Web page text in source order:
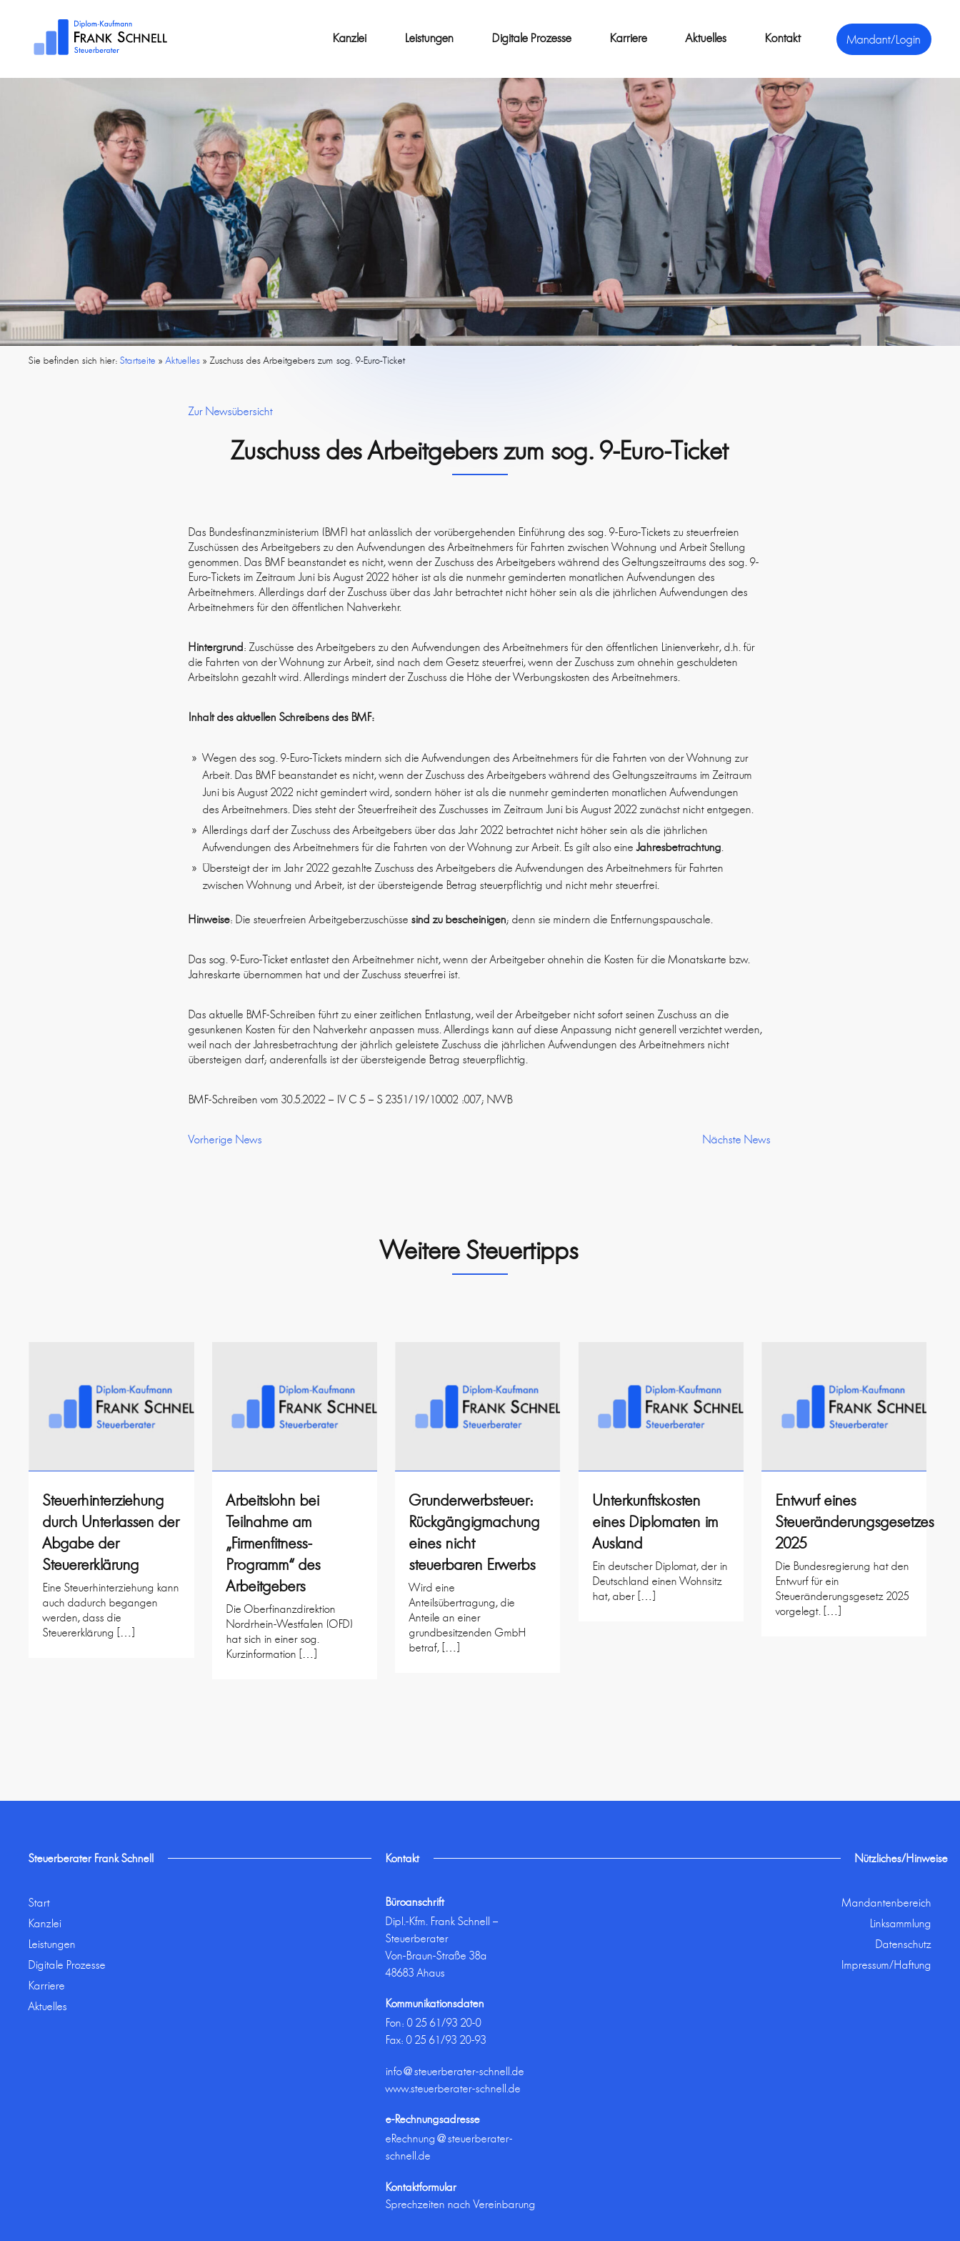
Mandant/Login
Kanzlei Leistungen Digitale Prozesse Karriere Aktuelles Kontakt
Sie befinden sich hier:Startseite »Aktuelles »Zuschuss des Arbeitgebers zum sog. 9-Euro-Ticket
Zur Newsübersicht
Zuschuss des Arbeitgebers zum sog. 9-Euro-Ticket
Das Bundesfinanzministerium (BMF) hat anlässlich der vorübergehenden Einführung des sog. 9-Euro-Tickets zu steuerfreien
Zuschüssen des Arbeitgebers zu den Aufwendungen des Arbeitnehmers für Fahrten zwischen Wohnung und Arbeit Stellung
genommen. Das BMF beanstandet es nicht, wenn der Zuschuss des Arbeitgebers während des Geltungszeitraums des sog. 9-
Euro-Tickets im Zeitraum Juni bis August 2022 höher ist als die nunmehr geminderten monatlichen Aufwendungen des
Arbeitnehmers. Allerdings darf der Zuschuss über das Jahr betrachtet nicht höher sein als die jährlichen Aufwendungen des
Arbeitnehmers für den öffentlichen Nahverkehr.
Hintergrund: Zuschüsse des Arbeitgebers zu den Aufwendungen des Arbeitnehmers für den öffentlichen Linienverkehr, d.h. für
die Fahrten von der Wohnung zur Arbeit, sind nach dem Gesetz steuerfrei, wenn der Zuschuss zum ohnehin geschuldeten
Arbeitslohn gezahlt wird. Allerdings mindert der Zuschuss die Höhe der Werbungskosten des Arbeitnehmers.
Inhalt des aktuellen Schreibens des BMF:
Wegen des sog. 9-Euro-Tickets mindern sich die Aufwendungen des Arbeitnehmers für die Fahrten von der Wohnung zur
Arbeit. Das BMF beanstandet es nicht, wenn der Zuschuss des Arbeitgebers während des Geltungszeitraums im Zeitraum
Juni bis August 2022 nicht gemindert wird, sondern höher ist als die nunmehr geminderten monatlichen Aufwendungen
des Arbeitnehmers. Dies steht der Steuerfreiheit des Zuschusses im Zeitraum Juni bis August 2022 zunächst nicht entgegen.
Allerdings darf der Zuschuss des Arbeitgebers über das Jahr 2022 betrachtet nicht höher sein als die jährlichen
Aufwendungen des Arbeitnehmers für die Fahrten von der Wohnung zur Arbeit. Es gilt also eineJahresbetrachtung.
Übersteigt der im Jahr 2022 gezahlte Zuschuss des Arbeitgebers die Aufwendungen des Arbeitnehmers für Fahrten
zwischen Wohnung und Arbeit, ist der übersteigende Betrag steuerpflichtig und nicht mehr steuerfrei.
Hinweise: Die steuerfreien Arbeitgeberzuschüssesind zu bescheinigen; denn sie mindern die Entfernungspauschale.
Das sog. 9-Euro-Ticket entlastet den Arbeitnehmer nicht, wenn der Arbeitgeber ohnehin die Kosten für die Monatskarte bzw.
Jahreskarte übernommen hat und der Zuschuss steuerfrei ist.
Das aktuelle BMF-Schreiben führt zu einer zeitlichen Entlastung, weil der Arbeitgeber nicht sofort seinen Zuschuss an die
gesunkenen Kosten für den Nahverkehr anpassen muss. Allerdings kann auf diese Anpassung nicht generell verzichtet werden,
weil nach der Jahresbetrachtung der jährlich geleistete Zuschuss die jährlichen Aufwendungen des Arbeitnehmers nicht
übersteigen darf; anderenfalls ist der übersteigende Betrag steuerpflichtig.
BMF-Schreiben vom 30.5.2022 – IV C 5 – S 2351/19/10002 :007; NWB
Vorherige News Nächste News
Weitere Steuertipps
Steuerhinterziehung
durch Unterlassen der
Abgabe der
Steuererklärung
Eine Steuerhinterziehung kann
auch dadurch begangen
werden, dass die
Steuererklärung […]
Arbeitslohn bei
Teilnahme am
„Firmenfitness-
Programm“ des
Arbeitgebers
Die Oberfinanzdirektion
Nordrhein-Westfalen (OFD)
hat sich in einer sog.
Kurzinformation […]
Grunderwerbsteuer:
Rückgängigmachung
eines nicht
steuerbaren Erwerbs
Wird eine
Anteilsübertragung, die
Anteile an einer
grundbesitzenden GmbH
betraf, […]
Unterkunftskosten
eines Diplomaten im
Ausland
Ein deutscher Diplomat, der in
Deutschland einen Wohnsitz
hat, aber […]
Entwurf eines
Steueränderungsgesetzes
2025
Die Bundesregierung hat den
Entwurf für ein
Steueränderungsgesetz 2025
vorgelegt. […]
Steuerberater Frank Schnell
Start
Kanzlei
Leistungen
Digitale Prozesse
Karriere
Aktuelles
Kontakt
Büroanschrift
Dipl.-Kfm. Frank Schnell –
Steuerberater
Von-Braun-Straße 38a
48683 Ahaus
Kommunikationsdaten
Fon:0 25 61/93 20-0
Fax: 0 25 61/93 20-93
info@steuerberater-schnell.de
www.steuerberater-schnell.de
e-Rechnungsadresse
eRechnung@steuerberater-
schnell.de
Kontaktformular
Sprechzeiten nach Vereinbarung
Nützliches/Hinweise
Mandantenbereich
Linksammlung
Datenschutz
Impressum/Haftung